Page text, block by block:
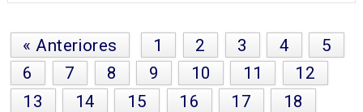
« Anteriores 1 2 3 4
5
6
7 8 9 10 11
12
13
14 15 16 17
18